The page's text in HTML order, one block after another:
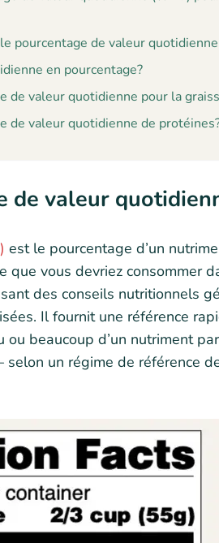
pourcentage de valeur quotidienne
en pourcentage?
de valeur quotidienne pour la
de valeur quotidienne de
de valeur
est le pourcentage d’un
vous devriez consommer
des conseils nutritionnels
Il fournit une référence
beaucoup d’un nutriment
un régime de référence